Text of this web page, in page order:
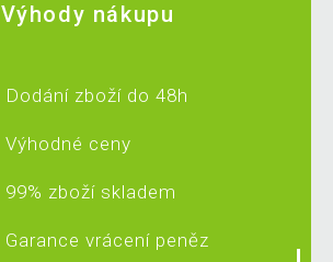
Výhody nákupu
Dodání zboží do 48h
Výhodné ceny
99% zboží skladem
Garance vrácení peněz